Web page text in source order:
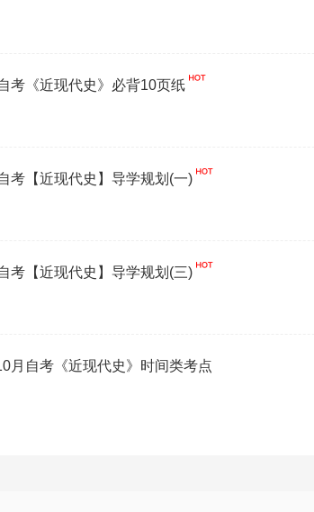
考《近现代史》必背10页纸
考【近现代史】导学规划(一)
考【近现代史】导学规划(三)
月自考《近现代史》时间类考点